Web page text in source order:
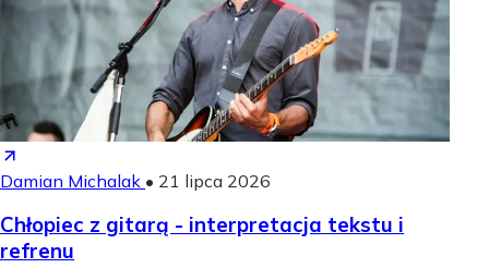
Damian Michalak • 21 lipca 2026
Chłopiec z gitarą - interpretacja tekstu i
refrenu